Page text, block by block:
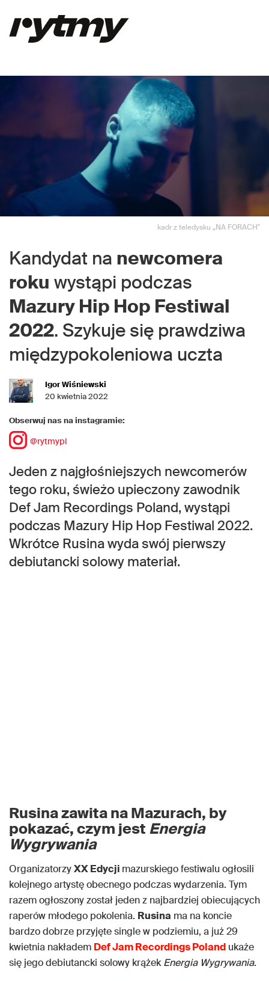
kadr z teledysku „NA FORACH"
Kandydat na newcomera
roku wystąpi podczas
Mazury Hip Hop Festiwal
2022. Szykuje się prawdziwa
międzypokoleniowa uczta
Igor Wiśniewski
20 kwietnia 2022
Obserwuj nas na instagramie:
@rytmypl
Jeden z najgłośniejszych newcomerów
tego roku, świeżo upieczony zawodnik
Def Jam Recordings Poland, wystąpi
podczas Mazury Hip Hop Festiwal 2022.
Wkrótce Rusina wyda swój pierwszy
debiutancki solowy materiał.
Rusina zawita na Mazurach, by
pokazać, czym jest Energia
Wygrywania
OrganizatorzyXX Edycji mazurskiego festiwalu ogłosili
kolejnego artystę obecnego podczas wydarzenia. Tym
razem ogłoszony został jeden z najbardziej obiecujących
raperów młodego pokolenia. Rusina ma na koncie
bardzo dobrze przyjęte single w podziemiu, a już 29
kwietnia nakładem Def Jam Recordings Poland ukaże
się jego debiutancki solowy krążekEnergia Wygrywania.